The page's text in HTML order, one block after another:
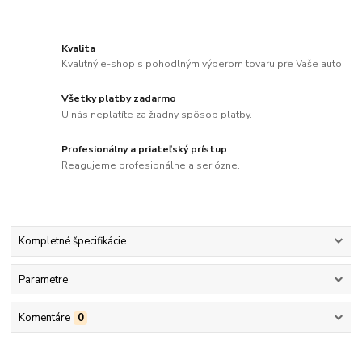
Kvalita
Kvalitný e-shop s pohodlným výberom tovaru pre Vaše auto.
Všetky platby zadarmo
U nás neplatíte za žiadny spôsob platby.
Profesionálny a priateľský prístup
Reagujeme profesionálne a seriózne.
Kompletné špecifikácie
Parametre
Komentáre 0